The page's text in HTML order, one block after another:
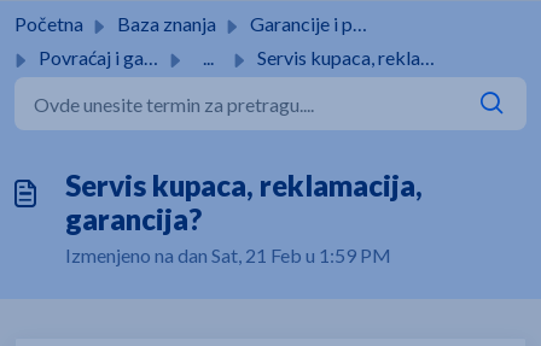
Početna Baza znanja
Garancije i povrati
Povraćaj i garancije
... Servis kupaca, reklamacija, garancija?
Servis kupaca, reklamacija,
garancija?
Izmenjeno na dan Sat, 21 Feb u 1:59 PM